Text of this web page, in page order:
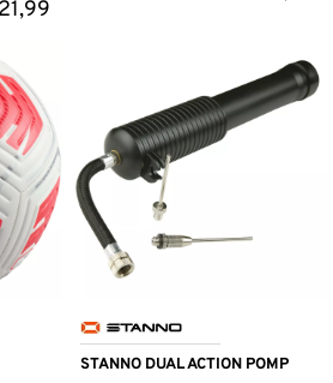
STANNO DUAL ACTION POMP